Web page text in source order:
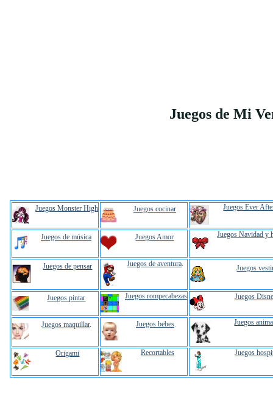
Juegos de Mi
Juegos Monster High Juegos cocinar Juegos Ever
Juegos de música Juegos Amor Juegos Navidad y
Juegos de pensar Juegos de aventura. Juegos
Juegos pintar Juegos rompecabezas Juegos
Juegos maquillar. Juegos bebes. Juegos
Origami Recortables Juegos